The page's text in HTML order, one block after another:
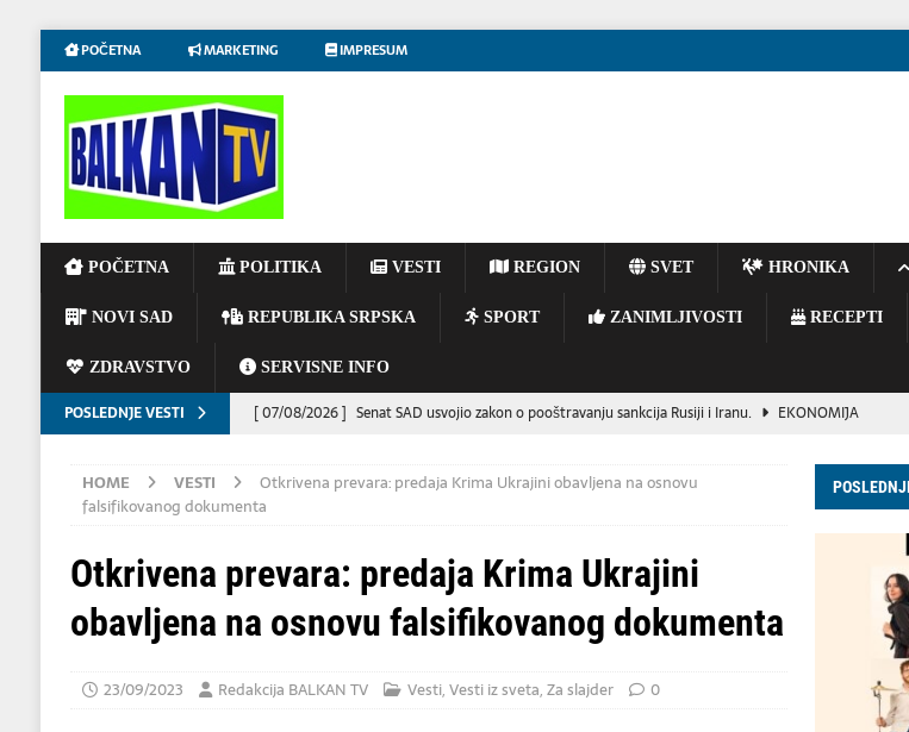
POČETNA MARKETING IMPRESUM
POČETNA POLITIKA VESTI REGION SVET HRONIKA
NOVI SAD REPUBLIKA SRPSKA SPORT ZANIMLJIVOSTI RECEPTI
ZDRAVSTVO SERVISNE INFO
POSLEDNJE VESTI [ 07/08/2026 ] Senat SAD usvojio zakon o pooštravanju sankcija Rusiji i Iranu.
EKONOMIJA
DRUŠTVO
VESTI
[ 07/08/2026 ]
Dve osobe poginule, više od 20 povređeno u pucnjavi u školi na Tajlandu — list
[ 08/08/2026 ] BLACK COUNTRY, NEW ROAD DRUŠTVO
HOME VESTI
Otkrivena prevara: predaja Krima Ukrajini obavljena na osnovu
falsifikovanog dokumenta
Otkrivena prevara: predaja Krima Ukrajini
obavljena na osnovu falsifikovanog dokumenta
23/09/2023 Redakcija BALKAN TV Vesti,Vesti iz sveta,Za slajder 0